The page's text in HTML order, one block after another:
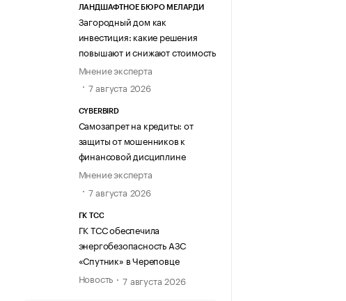
ЛАНДШАФТНОЕ БЮРО МЕЛАРДИ
Загородный дом как
инвестиция: какие решения
повышают и снижают стоимость
Мнение эксперта
7 августа 2026
CYBERBIRD
Самозапрет на кредиты: от
защиты от мошенников к
финансовой дисциплине
Мнение эксперта
7 августа 2026
ГК ТСС
ГК ТСС обеспечила
энергобезопасность АЗС
«Спутник» в Череповце
Новость
7 августа 2026